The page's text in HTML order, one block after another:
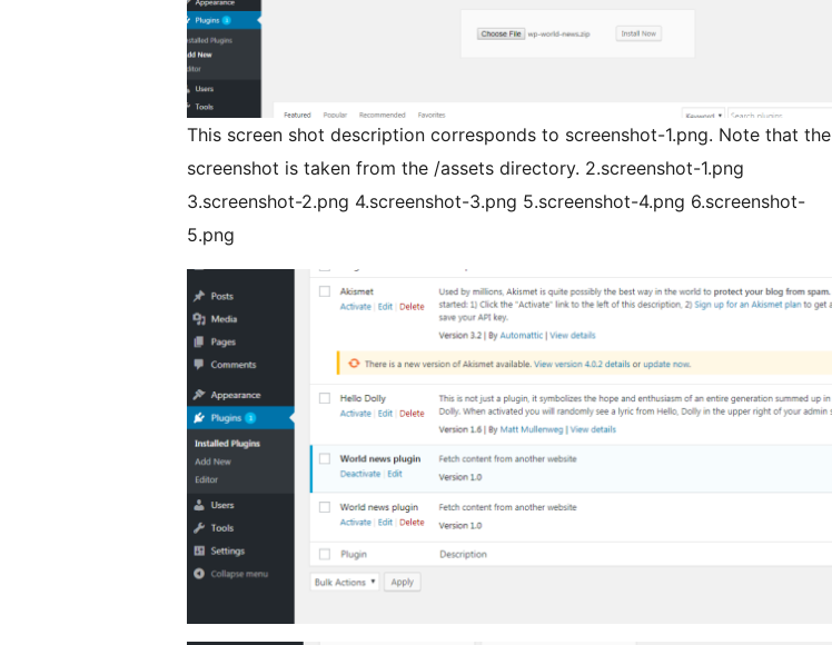
This screen shot description corresponds to screenshot-1.png. Note that the
screenshot is taken from the /assets directory. 2.screenshot-1.png
3.screenshot-2.png 4.screenshot-3.png 5.screenshot-4.png 6.screenshot-
5.png